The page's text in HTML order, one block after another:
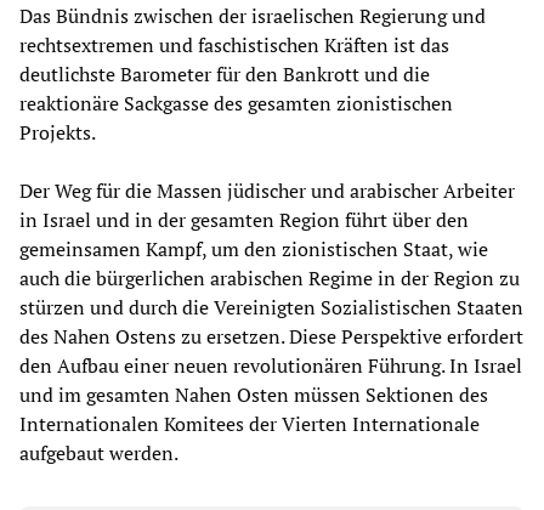
Das Bündnis zwischen der israelischen Regierung und
rechtsextremen und faschistischen Kräften ist das
deutlichste Barometer für den Bankrott und die
reaktionäre Sackgasse des gesamten zionistischen
Projekts.
Der Weg für die Massen jüdischer und arabischer Arbeiter
in Israel und in der gesamten Region führt über den
gemeinsamen Kampf, um den zionistischen Staat, wie
auch die bürgerlichen arabischen Regime in der Region zu
stürzen und durch die Vereinigten Sozialistischen Staaten
des Nahen Ostens zu ersetzen. Diese Perspektive erfordert
den Aufbau einer neuen revolutionären Führung. In Israel
und im gesamten Nahen Osten müssen Sektionen des
Internationalen Komitees der Vierten Internationale
aufgebaut werden.